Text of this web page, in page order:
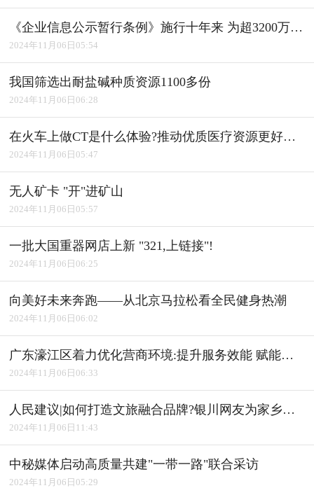
《企业信息公示暂行条例》施行十年来 为超3200万户经营主体修复信用
2024年11月06日05:54
我国筛选出耐盐碱种质资源1100多份
2024年11月06日06:28
在火车上做CT是什么体验?推动优质医疗资源更好惠及基层
2024年11月06日05:47
无人矿卡 "开"进矿山
2024年11月06日05:57
一批大国重器网店上新 "321,上链接"!
2024年11月06日06:25
向美好未来奔跑――从北京马拉松看全民健身热潮
2024年11月06日06:02
广东濠江区着力优化营商环境:提升服务效能 赋能产业发展
2024年11月06日06:33
人民建议|如何打造文旅融合品牌?银川网友为家乡建言获积极回应
2024年11月06日11:43
中秘媒体启动高质量共建"一带一路"联合采访
2024年11月06日05:29